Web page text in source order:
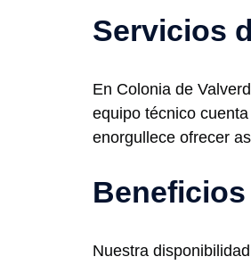
Servicios
En Colonia de
equipo técnico
enorgullece ofrecer
Nuestra